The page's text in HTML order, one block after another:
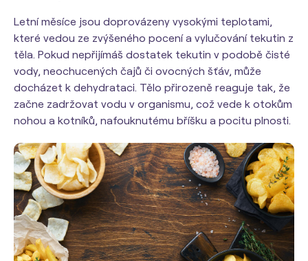
Letní měsíce jsou doprovázeny vysokými teplotami,
které vedou ze zvýšeného pocení a vylučování tekutin z
těla. Pokud nepřijímáš dostatek tekutin v podobě čisté
vody, neochucených čajů či ovocných šťáv, může
docházet k dehydrataci. Tělo přirozeně reaguje tak, že
začne zadržovat vodu v organismu, což vede k otokům
nohou a kotníků, nafouknutému bříšku a pocitu plnosti.